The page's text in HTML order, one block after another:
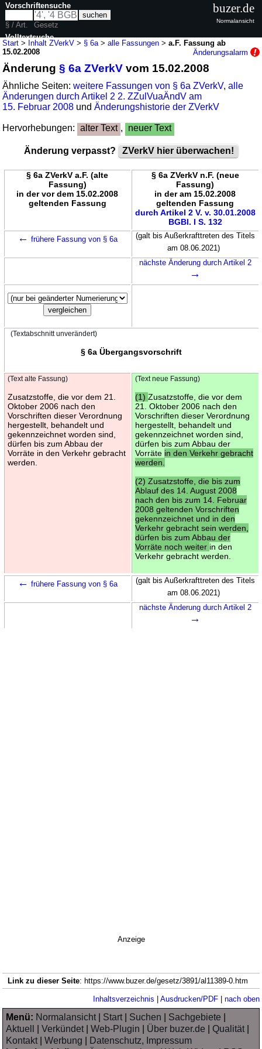
Start > Inhalt ZVerkV > § 6a >alle Fassungen >a.F. Fassung ab
15.02.2008
Änderungsalarm
Änderung§ 6a ZVerkV vom 15.02.2008
Ähnliche Seiten:weitere Fassungen von § 6a ZVerkV,alle
Änderungen durch Artikel 2 2. ZZulVuaÄndV am
15. Februar 2008 undÄnderungshistorie der ZVerkV
Hervorhebungen: alter Text , neuer Text
Änderung verpasst? ZVerkV hier überwachen!
§ 6a ZVerkV a.F. (alte
Fassung)
in der vor dem 15.02.2008
geltenden Fassung
§ 6a ZVerkV n.F. (neue
Fassung)
in der am 15.02.2008
geltenden Fassung
durch Artikel 2 V. v. 30.01.2008
BGBl. I S. 132
← frühere Fassung von § 6a
(galt bis Außerkrafttreten des Titels
am 08.06.2021)
nächste Änderung durch Artikel 2
→
(Textabschnitt unverändert)
§ 6a Übergangsvorschrift
(Text alte Fassung)
Zusatzstoffe, die vor dem 21.
Oktober 2006 nach den
Vorschriften dieser Verordnung
hergestellt, behandelt und
gekennzeichnet worden sind,
dürfen bis zum Abbau der
Vorräte in den Verkehr gebracht
werden.
(Text neue Fassung)
(1) Zusatzstoffe, die vor dem
21. Oktober 2006 nach den
Vorschriften dieser Verordnung
hergestellt, behandelt und
gekennzeichnet worden sind,
dürfen bis zum Abbau der
Vorräte in den Verkehr gebracht
werden.
(2) Zusatzstoffe, die bis zum
Ablauf des 14. August 2008
nach den bis zum 14. Februar
2008 geltenden Vorschriften
gekennzeichnet und in den
Verkehr gebracht sein werden,
dürfen bis zum Abbau der
Vorräte noch weiter in den
Verkehr gebracht werden.
← frühere Fassung von § 6a
(galt bis Außerkrafttreten des Titels
am 08.06.2021)
nächste Änderung durch Artikel 2
→
Vorschriftensuche
§ / Art.
Gesetz
Volltextsuche
buzer.de
Normalansicht
Anzeige
Link zu dieser Seite: https://www.buzer.de/gesetz/3891/al11389-0.htm
Inhaltsverzeichnis | Ausdrucken/PDF| nach oben
Menü: Normalansicht| Start| Suchen Sachgebiete
Aktuell
|Verkündet|Web-Plugin Über buzer.de |Qualität|
Kontakt|Werbung
Datenschutz, Impressum